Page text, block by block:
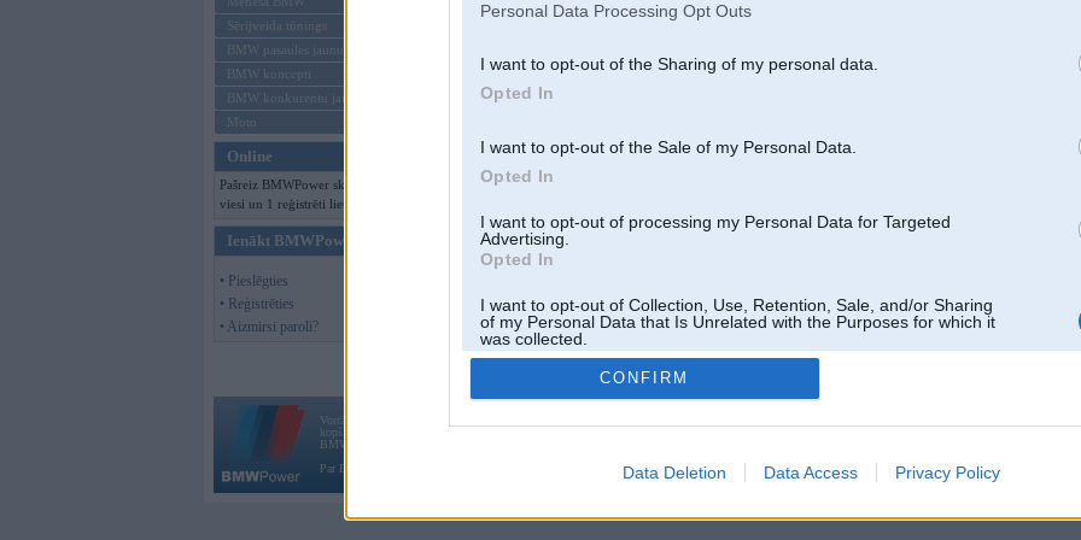
Personal Data Processing Opt Outs
I want to opt-out of the Sharing of my personal data.
Opted In
I want to opt-out of the Sale of my Personal Data.
Opted In
I want to opt-out of processing my Personal Data for Targeted
Advertising.
Opted In
I want to opt-out of Collection, Use, Retention, Sale, and/or Sharing
of my Personal Data that Is Unrelated with the Purposes for which it
was collected.
Opted Out
CONFIRM
Data Deletion Data Access Privacy Policy
Sērijveida tūnings
BMW pasaules jaunumi
BMW koncepti
BMW konkurentu jaunumi
Moto
Online
Pašreiz BMWPower skatās 123
viesi un 1 reģistrēti lietotāji.
Ienākt BMWPower
• Pieslēgties
• Reģistrēties
• Aizmirsi paroli?
Vortāls BMWPower.lv darbojas
kopš 2002. gada 14. maija. Tas nav auto klubs un nav saistīts ar
BMW AG.
Par BMWPower